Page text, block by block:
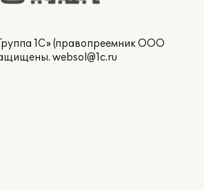
1С» (правопреемник ООО
websol@1c.ru